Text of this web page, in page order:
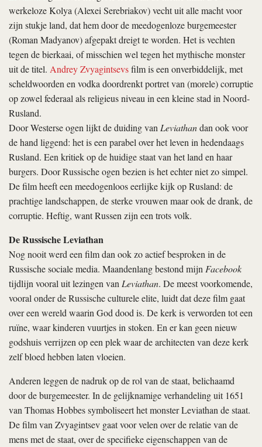
werkeloze Kolya (Alexei Serebriakov) vecht uit alle macht voor
zijn stukje land, dat hem door de meedogenloze burgemeester
(Roman Madyanov) afgepakt dreigt te worden. Het is vechten
tegen de bierkaai, of misschien wel tegen het mythische monster
uit de titel. Andrey Zvyagintsevsfilm is een onverbiddelijk, met
scheldwoorden en vodka doordrenkt portret van (morele) corruptie
op zowel federaal als religieus niveau in een kleine stad in Noord-
Rusland.
Door Westerse ogen lijkt de duiding vanLeviathandan ook voor
de hand liggend: het is een parabel over het leven in hedendaags
Rusland. Een kritiek op de huidige staat van het land en haar
burgers. Door Russische ogen bezien is het echter niet zo simpel.
De film heeft een meedogenloos eerlijke kijk op Rusland: de
prachtige landschappen, de sterke vrouwen maar ook de drank, de
corruptie. Heftig, want Russen zijn een trots volk.
De Russische Leviathan
Nog nooit werd een film dan ook zo actief besproken in de
Russische sociale media. Maandenlang bestond mijnFacebook
tijdlijn vooral uit lezingen vanLeviathan. De meest voorkomende,
vooral onder de Russische culturele elite, luidt dat deze film gaat
over een wereld waarin God dood is. De kerk is verworden tot een
ruïne, waar kinderen vuurtjes in stoken. En er kan geen nieuw
godshuis verrijzen op een plek waar de architecten van deze kerk
zelf bloed hebben laten vloeien.
Anderen leggen de nadruk op de rol van de staat, belichaamd
door de burgemeester. In de gelijknamige verhandeling uit 1651
van Thomas Hobbes symboliseert het monster Leviathan de staat.
De film van Zvyagintsev gaat voor velen over de relatie van de
mens met de staat, over de specifieke eigenschappen van de